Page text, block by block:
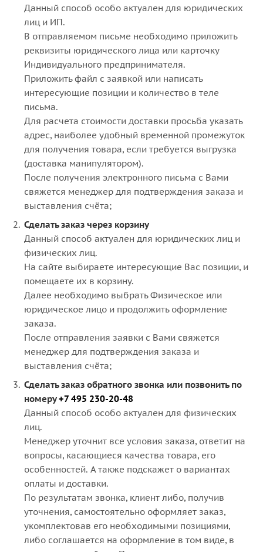
Данный способ особо актуален для юридических
лиц и ИП.
В отправляемом письме необходимо приложить
реквизиты юридического лица или карточку
Индивидуального предпринимателя.
Приложить файл с заявкой или написать
интересующие позиции и количество в теле
письма.
Для расчета стоимости доставки просьба указать
адрес, наиболее удобный временной промежуток
для получения товара, если требуется выгрузка
(доставка манипулятором).
После получения электронного письма с Вами
свяжется менеджер для подтверждения заказа и
выставления счёта;
Сделать заказ через корзину
Данный способ актуален для юридических лиц и
физических лиц.
На сайте выбираете интересующие Вас позиции, и
помещаете их в корзину.
Далее необходимо выбрать Физическое или
юридическое лицо и продолжить оформление
заказа.
После отправления заявки с Вами свяжется
менеджер для подтверждения заказа и
выставления счёта;
Сделать заказ обратного звонка или позвонить по
номеру+7 495 230-20-48
Данный способ особо актуален для физических
лиц.
Менеджер уточнит все условия заказа, ответит на
вопросы, касающиеся качества товара, его
особенностей. А также подскажет о вариантах
оплаты и доставки.
По результатам звонка, клиент либо, получив
уточнения, самостоятельно оформляет заказ,
укомплектовав его необходимыми позициями,
либо соглашается на оформление в том виде, в